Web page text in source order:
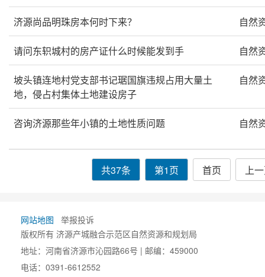
济源尚品明珠房本何时下来？ 自然
请问东轵城村的房产证什么时候能发到手 自然
坡头镇连地村党支部书记琚国旗违规占用大量土
地，侵占村集体土地建设房子
自然
咨询济源那些年小镇的土地性质问题 自然
共37条 第1页 首页 上
网站地图
举报投诉
版权所有 济源产城融合示范区自然资源和规划局
地址：河南省济源市沁园路66号 | 邮编：459000
电话：0391-6612552